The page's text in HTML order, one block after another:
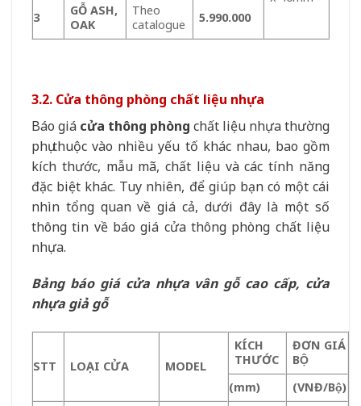
3
GỖ ASH,
OAK
Theo
catalogue
5.990.000
3.2. Cửa thông phòng chất liệu nhựa
Báo giá cửa thông phòng chất liệu nhựa thường
phụ thuộc vào nhiều yếu tố khác nhau, bao gồm
kích thước, mẫu mã, chất liệu và các tính năng
đặc biệt khác. Tuy nhiên, để giúp bạn có một cái
nhìn tổng quan về giá cả, dưới đây là một số
thông tin về báo giá cửa thông phòng chất liệu
nhựa.
Bảng báo giá cửa nhựa vân gỗ cao cấp, cửa
nhựa giả gỗ
STT LOẠI CỬA MODEL
KÍCH
THƯỚC
ĐƠN GIÁ
BỘ
(mm)
(VNĐ/Bộ)